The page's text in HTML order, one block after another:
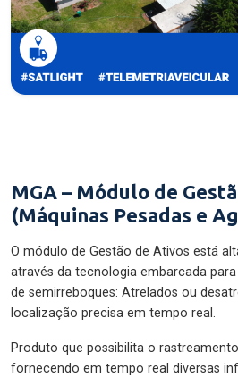
MGA – Módulo de
(Máquinas Pesadas e
O módulo de Gestão de Ativos está
através da tecnologia embarcada
de semirreboques: Atrelados ou
localização precisa em tempo real.
Produto que possibilita o
fornecendo em tempo real diversas